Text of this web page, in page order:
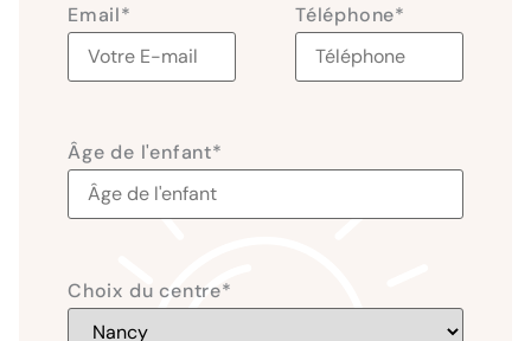
Email* Téléphone*
Âge de l'enfant*
Choix du centre*